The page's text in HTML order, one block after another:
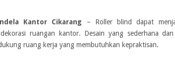
Kantor Cikarang – Roller blind dapat
ruangan kantor. Desain yang sederhana
ruang kerja yang membutuhkan kepraktisan.